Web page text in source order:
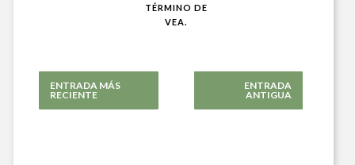
TÉRMINO DE
VEA.
ENTRADA MÁS
RECIENTE
ENTRADA
ANTIGUA